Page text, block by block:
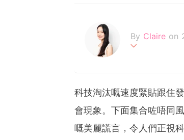
By Claire on
科技淘汰嘅速度緊貼跟住
會現象。下面集合咗唔同
嘅美麗謊言，令人們正視